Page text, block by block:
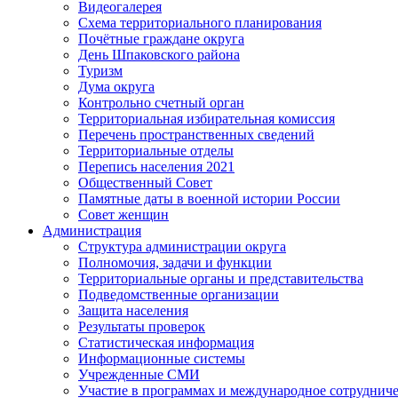
Видеогалерея
Схема территориального планирования
Почётные граждане округа
День Шпаковского района
Туризм
Дума округа
Контрольно счетный орган
Территориальная избирательная комиссия
Перечень пространственных сведений
Территориальные отделы
Перепись населения 2021
Общественный Совет
Памятные даты в военной истории России
Совет женщин
Администрация
Структура администрации округа
Полномочия, задачи и функции
Территориальные органы и представительства
Подведомственные организации
Защита населения
Результаты проверок
Статистическая информация
Информационные системы
Учрежденные СМИ
Участие в программах и международное